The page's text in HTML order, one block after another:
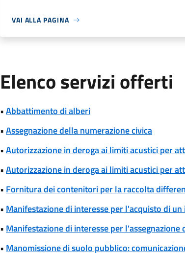
VAI ALLA PAGINA
Elenco servizi offerti
•Abbattimento di alberi
•Assegnazione della numerazione civica
•Autorizzazione in deroga ai limiti acustici per
•Autorizzazione in deroga ai limiti acustici per
• Fornitura dei contenitori per la raccolta
• Manifestazione di interesse per l'acquisto di
• Manifestazione di interesse per
• Manomissione di suolo pubblico: